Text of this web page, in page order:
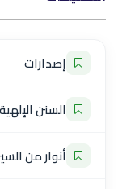
إصدارات
السنن الإلهية
أنوار من السيرة النبوية